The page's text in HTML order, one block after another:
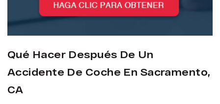
Qué Hacer Después De Un
Accidente De Coche En Sacramento,
CA